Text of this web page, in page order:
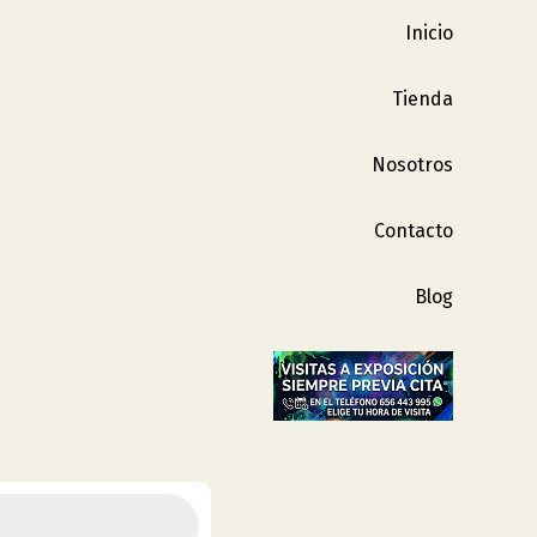
Inicio
Tienda
Nosotros
Contacto
Blog